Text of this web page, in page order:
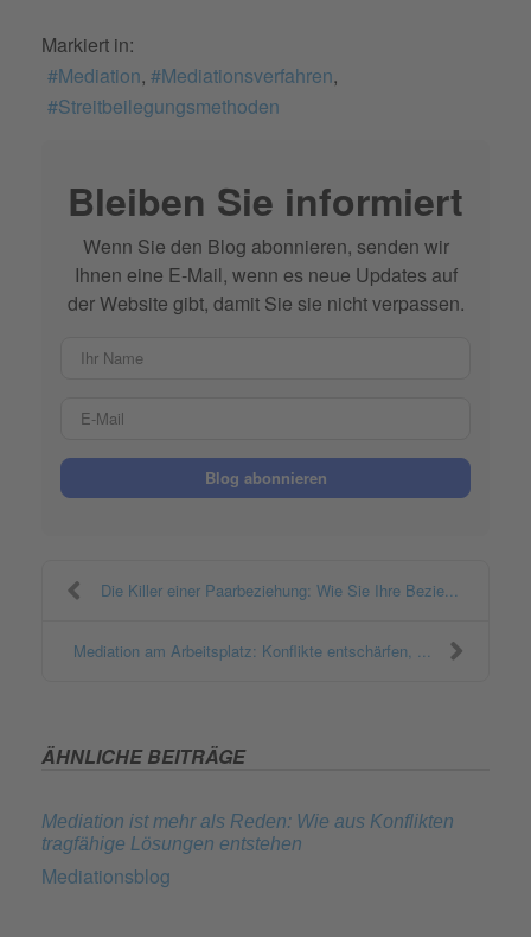
Markiert in:
Mediation
Mediationsverfahren
Streitbeilegungsmethoden
Bleiben Sie informiert
Wenn Sie den Blog abonnieren, senden wir
Ihnen eine E-Mail, wenn es neue Updates auf
der Website gibt, damit Sie sie nicht verpassen.
Blog abonnieren
Die Killer einer Paarbeziehung: Wie Sie Ihre Bezie...
Mediation am Arbeitsplatz: Konflikte entschärfen, ...
ÄHNLICHE BEITRÄGE
Mediation ist mehr als Reden: Wie aus Konflikten
tragfähige Lösungen entstehen
Mediationsblog